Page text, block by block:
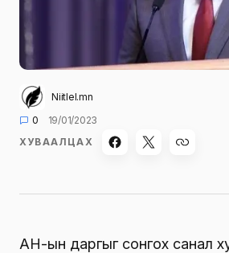
Niitlel.mn
0
19/01/2023
ХУВААЛЦАХ
АН-ын даргыг сонгох санал